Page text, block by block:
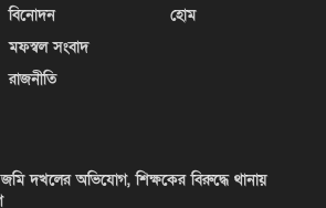
বিনোদন
মফস্বল সংবাদ
রাজনীতি
হোম
দখলের অভিযোগ, শিক্ষকের বিরুদ্ধে থানায়